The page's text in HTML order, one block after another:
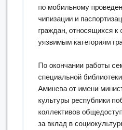
по мобильному
чипизации и
граждан, относящихся к
уязвимым категориям
По окончании работы
специальной
Аминева от имени
культуры республики
коллективов
за вклад в